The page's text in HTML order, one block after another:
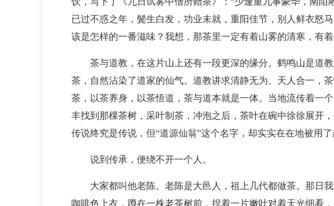
已过不惑之年，鬓生白发，功业未就，重阳佳节，别人鲜衣怒
该是怎样的一番滋味？我想，那茶里一定有着山雾的清寒，有
茶与道教，在这片山上还有一段更深的缘分。鹤鸣山是道
茶，自然沾染了道家的仙气。道教讲求清静无为、天人合一，
茶，以茶养身，以茶悟道，茶与道本就是一体。当地流传着一
丰找到那棵茶树，采叶制茶，冲泡之后，茶叶在碗中徐徐展开
传说终究是传说，但“道源仙翁”这个名字，却实实在在地被用了
说到传承，便绕不开一个人。
大家都叫他老陈。老陈是大邑人，祖上几代都做茶。那日
咖啡色上衣，蹲在一株老茶树前，捏着一片嫩叶对着天光细看